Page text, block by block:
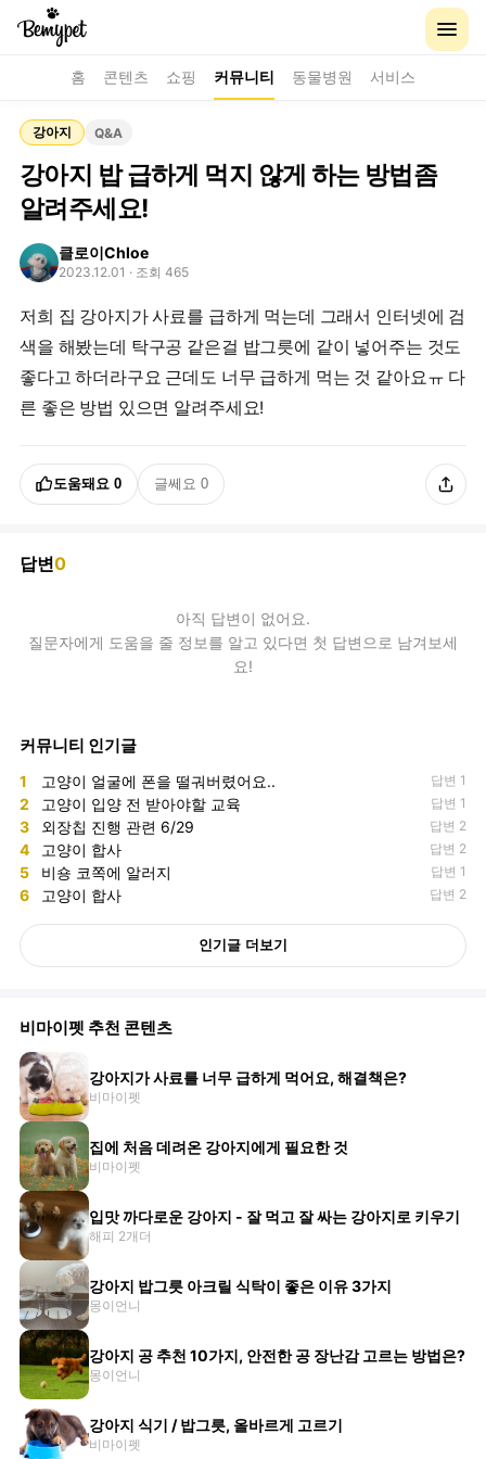
홈 콘텐츠 쇼핑 커뮤니티 동물병원 서비스
강아지 Q&A
강아지 밥 급하게 먹지 않게 하는 방법좀
알려주세요!
클로이Chloe
2023.12.01 · 조회 465
저희 집 강아지가 사료를 급하게 먹는데 그래서 인터넷에 검
색을 해봤는데 탁구공 같은걸 밥그릇에 같이 넣어주는 것도
좋다고 하더라구요 근데도 너무 급하게 먹는 것 같아요ㅠ 다
른 좋은 방법 있으면 알려주세요!
도움돼요 0 글쎄요 0
답변0
아직 답변이 없어요.
질문자에게 도움을 줄 정보를 알고 있다면 첫 답변으로 남겨보세
요!
커뮤니티 인기글
1 고양이 얼굴에 폰을 떨궈버렸어요.. 답변 1
2 고양이 입양 전 받아야할 교육 답변 1
3 외장칩 진행 관련 6/29 답변 2
4 고양이 합사 답변 2
5 비숑 코쪽에 알러지 답변 1
6 고양이 합사 답변 2
인기글 더보기
비마이펫 추천 콘텐츠
강아지가 사료를 너무 급하게 먹어요, 해결책은?
비마이펫
집에 처음 데려온 강아지에게 필요한 것
비마이펫
입맛 까다로운 강아지 - 잘 먹고 잘 싸는 강아지로 키우기
해피 2개더
강아지 밥그릇 아크릴 식탁이 좋은 이유 3가지
몽이언니
강아지 공 추천 10가지, 안전한 공 장난감 고르는 방법은?
몽이언니
강아지 식기 / 밥그릇, 올바르게 고르기
비마이펫